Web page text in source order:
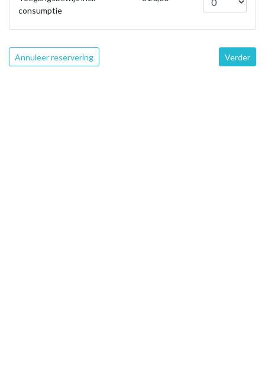
consumptie
Annuleer reservering Verder